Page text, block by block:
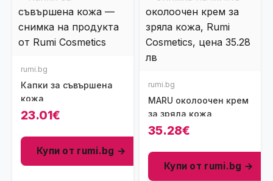
rumi.bg
Капки за съвършена
кожа
23.01€
Купи от rumi.bg →
rumi.bg
MARU околоочен крем
за зряла кожа
35.28€
Купи от rumi.bg →